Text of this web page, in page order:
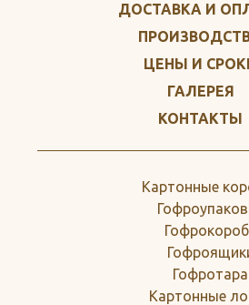
ДОСТАВКА И
ЦЕНЫ И
ГАЛЕРЕЯ
КОНТАКТЫ
Картонные
Гофротара
Картонные